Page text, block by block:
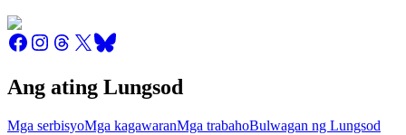
Ang ating Lungsod
Mga serbisyoMga kagawaranMga trabahoBulwagan ng Lungsod